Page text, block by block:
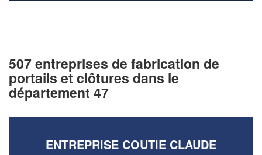
507 entreprises de fabrication de
portails et clôtures dans le
département 47
ENTREPRISE COUTIE CLAUDE